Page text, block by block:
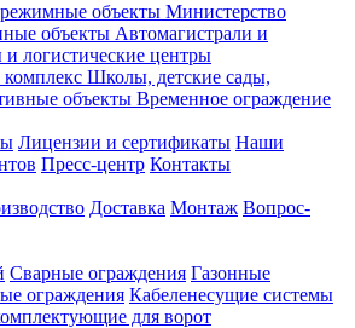
объекты Министерство
объекты Автомагистрали и
логистические центры
Школы, детские сады,
объекты Временное ограждение
Лицензии и сертификаты Наши
Пресс-центр Контакты
Доставка Монтаж Вопрос-
Сварные ограждения Газонные
ограждения Кабеленесущие системы
для ворот